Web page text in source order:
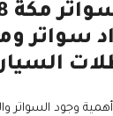
سواتر
وجود السواتر